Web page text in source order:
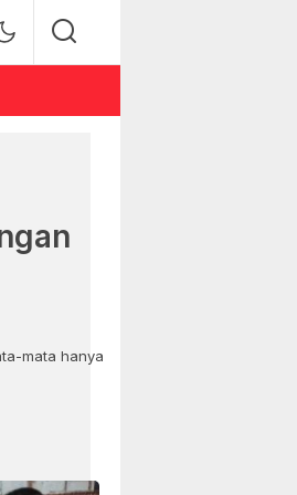
mata hanya